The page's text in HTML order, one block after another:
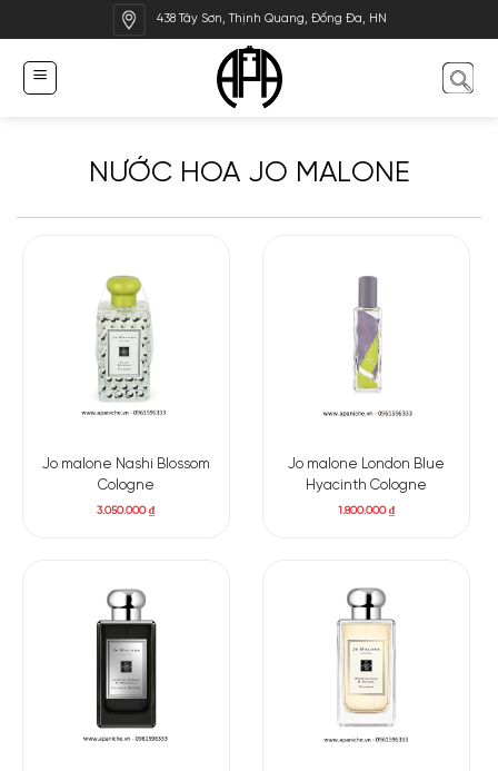
qua
dung
438 Tây Sơn, Thịnh Quang, Đống Đa, HN
NƯỚC HOA JO MALONE
Jo malone Nashi Blossom
Cologne
3.050.000₫
Jo malone London Blue
Hyacinth Cologne
1.800.000₫